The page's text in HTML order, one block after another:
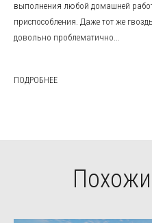
выполнения любой домашней
приспособления. Даже тот же
довольно проблематично...
ПОДРОБНЕЕ